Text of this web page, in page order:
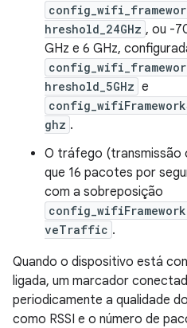
hreshold_24GHz , ou -
GHz e 6 GHz,
hreshold_5GHz e
ghz .
O tráfego (transmissão
que 16 pacotes por
com a sobreposição
veTraffic .
Quando o dispositivo está
ligada, um marcador
periodicamente a qualidade
como RSSI e o número de